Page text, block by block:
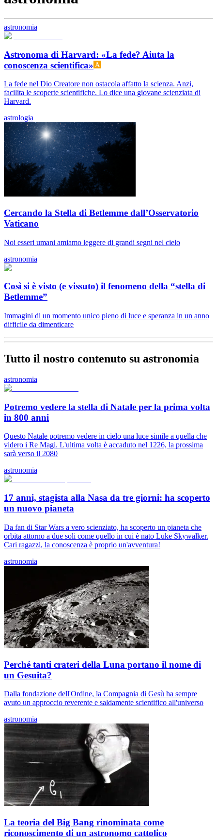
astronomia
Astronoma di Harvard: «La fede? Aiuta la
conoscenza scientifica»
La fede nel Dio Creatore non ostacola affatto la scienza. Anzi,
facilita le scoperte scientifiche. Lo dice una giovane scienziata di
Harvard.
astrologia
Cercando la Stella di Betlemme dall’Osservatorio
Vaticano
Noi esseri umani amiamo leggere di grandi segni nel cielo
astronomia
Così si è visto (e vissuto) il fenomeno della “stella di
Betlemme”
Immagini di un momento unico pieno di luce e speranza in un anno
difficile da dimenticare
Tutto il nostro contenuto su astronomia
astronomia
Potremo vedere la stella di Natale per la prima volta
in 800 anni
Questo Natale potremo vedere in cielo una luce simile a quella che
videro i Re Magi. L'ultima volta è accaduto nel 1226, la prossima
sarà verso il 2080
astronomia
17 anni, stagista alla Nasa da tre giorni: ha scoperto
un nuovo pianeta
Da fan di Star Wars a vero scienziato, ha scoperto un pianeta che
orbita attorno a due soli come quello in cui è nato Luke Skywalker.
Cari ragazzi, la conoscenza è proprio un'avventura!
astronomia
Perché tanti crateri della Luna portano il nome di
un Gesuita?
Dalla fondazione dell'Ordine, la Compagnia di Gesù ha sempre
avuto un approccio reverente e saldamente scientifico all'universo
astronomia
La teoria del Big Bang rinominata come
riconoscimento di un astronomo cattolico